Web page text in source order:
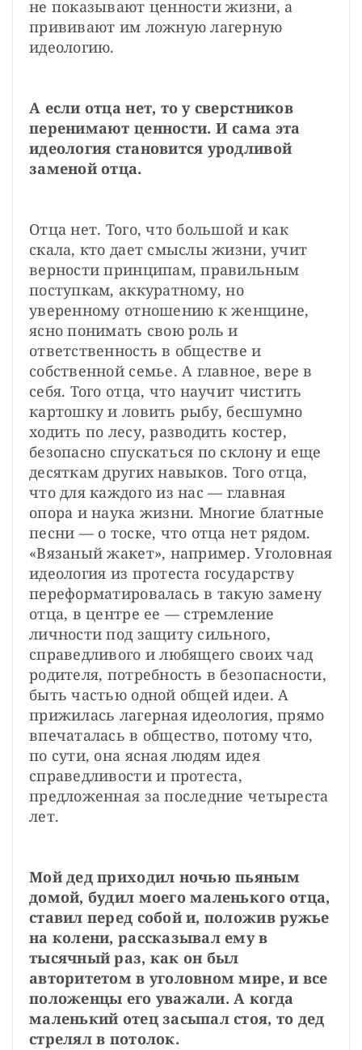
не показывают ценности жизни, а
прививают им ложную лагерную
идеологию.
А если отца нет, то у сверстников
перенимают ценности. И сама эта
идеология становится уродливой
заменой отца.
Отца нет. Того, что большой и как
скала, кто дает смыслы жизни, учит
верности принципам, правильным
поступкам, аккуратному, но
уверенному отношению к женщине,
ясно понимать свою роль и
ответственность в обществе и
собственной семье. А главное, вере в
себя. Того отца, что научит чистить
картошку и ловить рыбу, бесшумно
ходить по лесу, разводить костер,
безопасно спускаться по склону и еще
десяткам других навыков. Того отца,
что для каждого из нас — главная
опора и наука жизни. Многие блатные
песни — о тоске, что отца нет рядом.
«Вязаный жакет», например. Уголовная
идеология из протеста государству
переформатировалась в такую замену
отца, в центре ее — стремление
личности под защиту сильного,
справедливого и любящего своих чад
родителя, потребность в безопасности,
быть частью одной общей идеи. А
прижилась лагерная идеология, прямо
впечаталась в общество, потому что,
по сути, она ясная людям идея
справедливости и протеста,
предложенная за последние четыреста
лет.
Мой дед приходил ночью пьяным
домой, будил моего маленького отца,
ставил перед собой и, положив ружье
на колени, рассказывал ему в
тысячный раз, как он был
авторитетом в уголовном мире, и все
положенцы его уважали. А когда
маленький отец засыпал стоя, то дед
стрелял в потолок.